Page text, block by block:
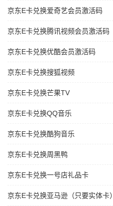
京东E卡兑换爱奇艺会员激活码
京东E卡兑换腾讯视频会员激活码
京东E卡兑换优酷会员激活码
京东E卡兑换搜狐视频
京东E卡兑换芒果TV
京东E卡兑换QQ音乐
京东E卡兑换酷狗音乐
京东E卡兑换周黑鸭
京东E卡兑换一号店礼品卡
京东E卡兑换亚马逊（只要实体卡）